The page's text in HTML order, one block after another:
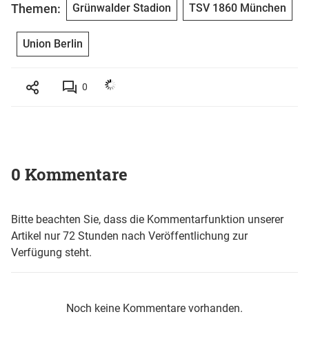
Themen: Grünwalder Stadion TSV 1860 München
Union Berlin
0
0 Kommentare
Bitte beachten Sie, dass die Kommentarfunktion unserer
Artikel nur 72 Stunden nach Veröffentlichung zur
Verfügung steht.
Noch keine Kommentare vorhanden.